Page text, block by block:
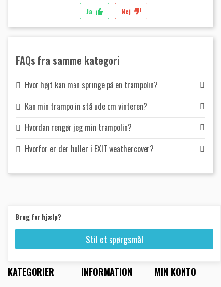
Ja Nej
FAQs fra samme kategori
Hvor højt kan man springe på en trampolin?
Kan min trampolin stå ude om vinteren?
Hvordan rengør jeg min trampolin?
Hvorfor er der huller i EXIT weathercover?
Brug for hjælp?
Stil et spørgsmål
KATEGORIER INFORMATION MIN KONTO